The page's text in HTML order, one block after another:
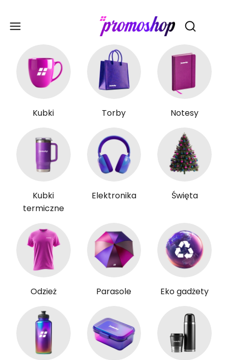
Otwórz
Kubki Torby Notesy
Kubki
termiczne
Elektronika Święta
Odzież Parasole Eko gadżety